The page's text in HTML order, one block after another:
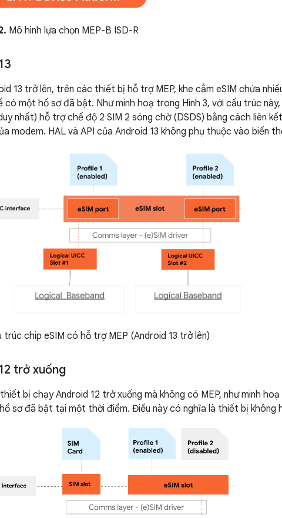
Mô hình lựa chọn MEP-B ISD-R
13 trở lên, trên các thiết bị hỗ trợ MEP, khe cắm eSIM chứa
có một hồ sơ đã bật. Như minh hoạ trong Hình 3, với cấu trúc
nhất) hỗ trợ chế độ 2 SIM 2 sóng chờ (DSDS) bằng cách liên
modem. HAL và API của Android 13 không phụ thuộc vào biến
trúc chip eSIM có hỗ trợ MEP (Android 13 trở lên)
trở xuống
bị chạy Android 12 trở xuống mà không có MEP, như minh
sơ đã bật tại một thời điểm. Điều này có nghĩa là thiết bị không